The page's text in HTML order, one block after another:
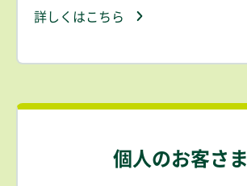
詳しくはこちら
個人のお客さま